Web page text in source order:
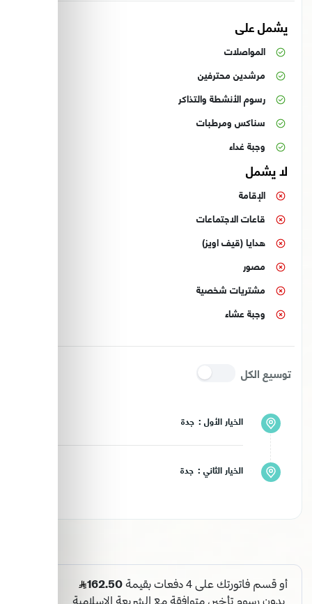
يشمل على
المواصلات
مرشدين محترفين
رسوم الأنشطة والتذاكر
سناكس ومرطبات
وجبة غداء
لا يشمل
الإقامة
قاعات الاجتماعات
هدايا (قيف اويز)
مصور
مشتريات شخصية
وجبة عشاء
توسيع الكل
الخيار الأول : جدة
الخيار الثاني : جدة